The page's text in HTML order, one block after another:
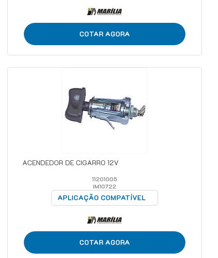
COTAR AGORA
ACENDEDOR DE CIGARRO 12V
11201005
IM10722
APLICAÇÃO COMPATÍVEL
COTAR AGORA